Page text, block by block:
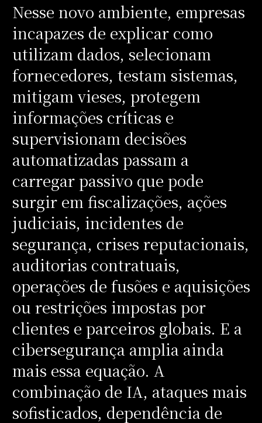
Nesse novo ambiente, empresas
incapazes de explicar como
utilizam dados, selecionam
fornecedores, testam sistemas,
mitigam vieses, protegem
informações críticas e
supervisionam decisões
automatizadas passam a
carregar passivo que pode
surgir em fiscalizações, ações
judiciais, incidentes de
segurança, crises reputacionais,
auditorias contratuais,
operações de fusões e aquisições
ou restrições impostas por
clientes e parceiros globais. E a
cibersegurança amplia ainda
mais essa equação. A
combinação de IA, ataques mais
sofisticados, dependência de